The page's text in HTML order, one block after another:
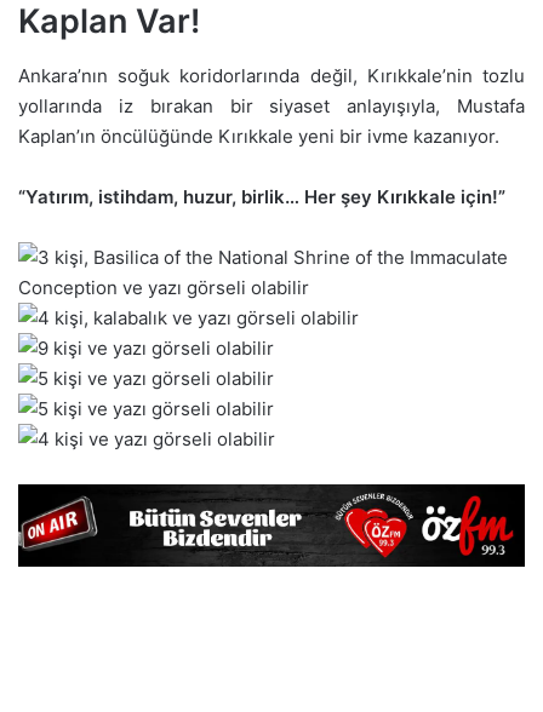
Kaplan Var!
Ankara’nın soğuk koridorlarında değil, Kırıkkale’nin tozlu
yollarında iz bırakan bir siyaset anlayışıyla, Mustafa
Kaplan’ın öncülüğünde Kırıkkale yeni bir ivme kazanıyor.
“Yatırım, istihdam, huzur, birlik… Her şey Kırıkkale için!”